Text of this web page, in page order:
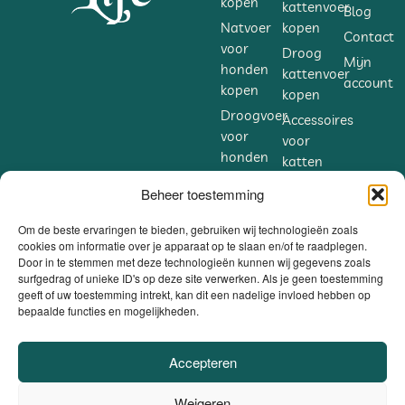
Beheer toestemming
Om de beste ervaringen te bieden, gebruiken wij technologieën zoals
cookies om informatie over je apparaat op te slaan en/of te raadplegen.
Door in te stemmen met deze technologieën kunnen wij gegevens zoals
surfgedrag of unieke ID's op deze site verwerken. Als je geen toestemming
geeft of uw toestemming intrekt, kan dit een nadelige invloed hebben op
bepaalde functies en mogelijkheden.
Accepteren
gebruik van Yoggies hondensausen over
aan de fokker. Gebruik ze echter met de
nodige voorzichtigheid, want het kan
gebeuren dat de hondensaus de geur
van het normale voer van uw hond
verandert en hij het normale voer
“zonder saus” dan weigert. Het hangt
echter af van uw eigen beslissing en
Natvoer
voor
honden
kopen
Droogvoer
voor
honden
Accessoires
voor
honden
kopen
Supplementen
kattenvoer
kopen
Droog
kattenvoer
kopen
Accessoires
voor
katten
Supplementen
voor
katten
kopen
Blog
Contact
Mijn
account